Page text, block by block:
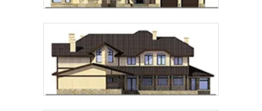
Telegram MAX
Даюсогласие на обработку персональных данных
подтверждаю, что ознакомлен(а) с
обработки персональных данных
Рассчитать стоимость